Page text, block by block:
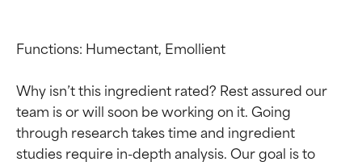
Functions: Humectant, Emollient
Why isn’t this ingredient rated? Rest assured our
team is or will soon be working on it. Going
through research takes time and ingredient
studies require in-depth analysis. Our goal is to
Calificaciones de
Calificaciones de